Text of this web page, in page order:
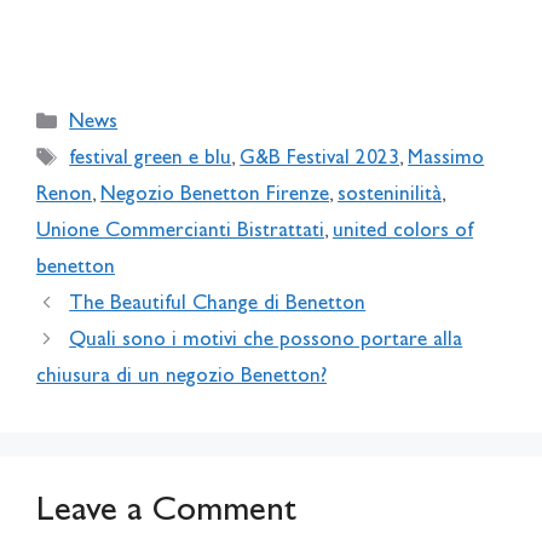
Categories
News
Tags
festival green e blu, G&B Festival 2023, Massimo
Renon, Negozio Benetton Firenze, sosteninilità,
Unione Commercianti Bistrattati, united colors of
benetton
The Beautiful Change di Benetton
Quali sono i motivi che possono portare alla
chiusura di un negozio Benetton?
Leave a Comment